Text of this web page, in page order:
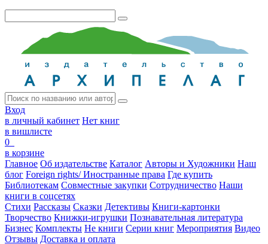
Вход
в личный кабинет Нет книг
в вишлисте
0
в корзине
Главное Об издательстве Каталог Авторы и Художники Наш
блог Foreign rights/ Иностранные права Где купить
Библиотекам Совместные закупки Сотрудничество Наши
книги в соцсетях
Стихи Рассказы Сказки Детективы Книги-картонки
Творчество Книжки-игрушки Познавательная литература
Бизнес Комплекты Не книги Серии книг Мероприятия Видео
Отзывы Доставка и оплата